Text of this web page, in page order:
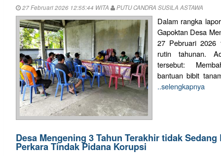
27 Februari 2026 12:55:44 WITA PUTU CANDRA SUSILA ASTAWA
Dalam rangka
Gapoktan Desa
27 Pebruari 2026
rutin tahunan.
tersebut:
bantuan bibit
..selengkapnya
Desa Mengening 3 Tahun Terakhir tidak Sedang
Perkara Tindak Pidana Korupsi